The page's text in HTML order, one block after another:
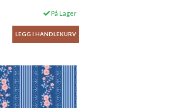
På Lager